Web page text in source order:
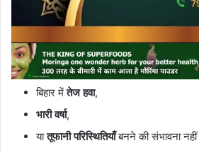
बिहार मेंतेज हवा,
भारी वर्षा,
यातूफानी परिस्थितियाँबनने की संभावना नहीं